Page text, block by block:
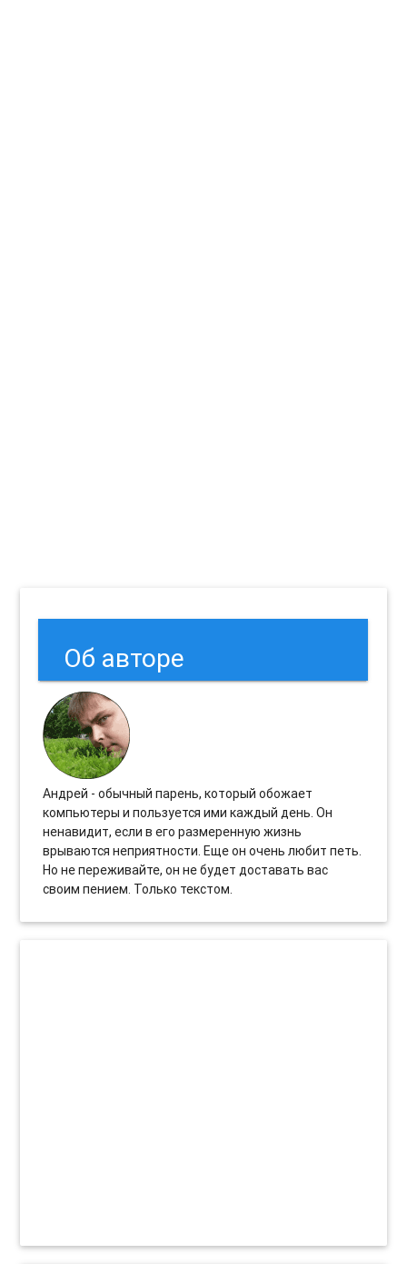
Об авторе
Андрей - обычный парень, который обожает
компьютеры и пользуется ими каждый день. Он
ненавидит, если в его размеренную жизнь
врываются неприятности. Еще он очень любит петь.
Но не переживайте, он не будет доставать вас
своим пением. Только текстом.